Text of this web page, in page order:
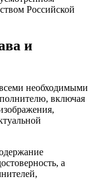
Российской
и
всеми необходимыми
включая
а